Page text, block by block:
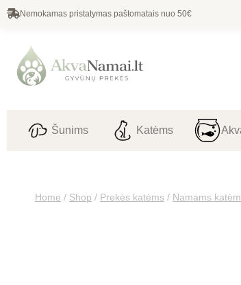
Nemokamas pristatymas paštomatais nuo 50€
Šunims Katėms
Home / Shop / Prekės katėms / Namams